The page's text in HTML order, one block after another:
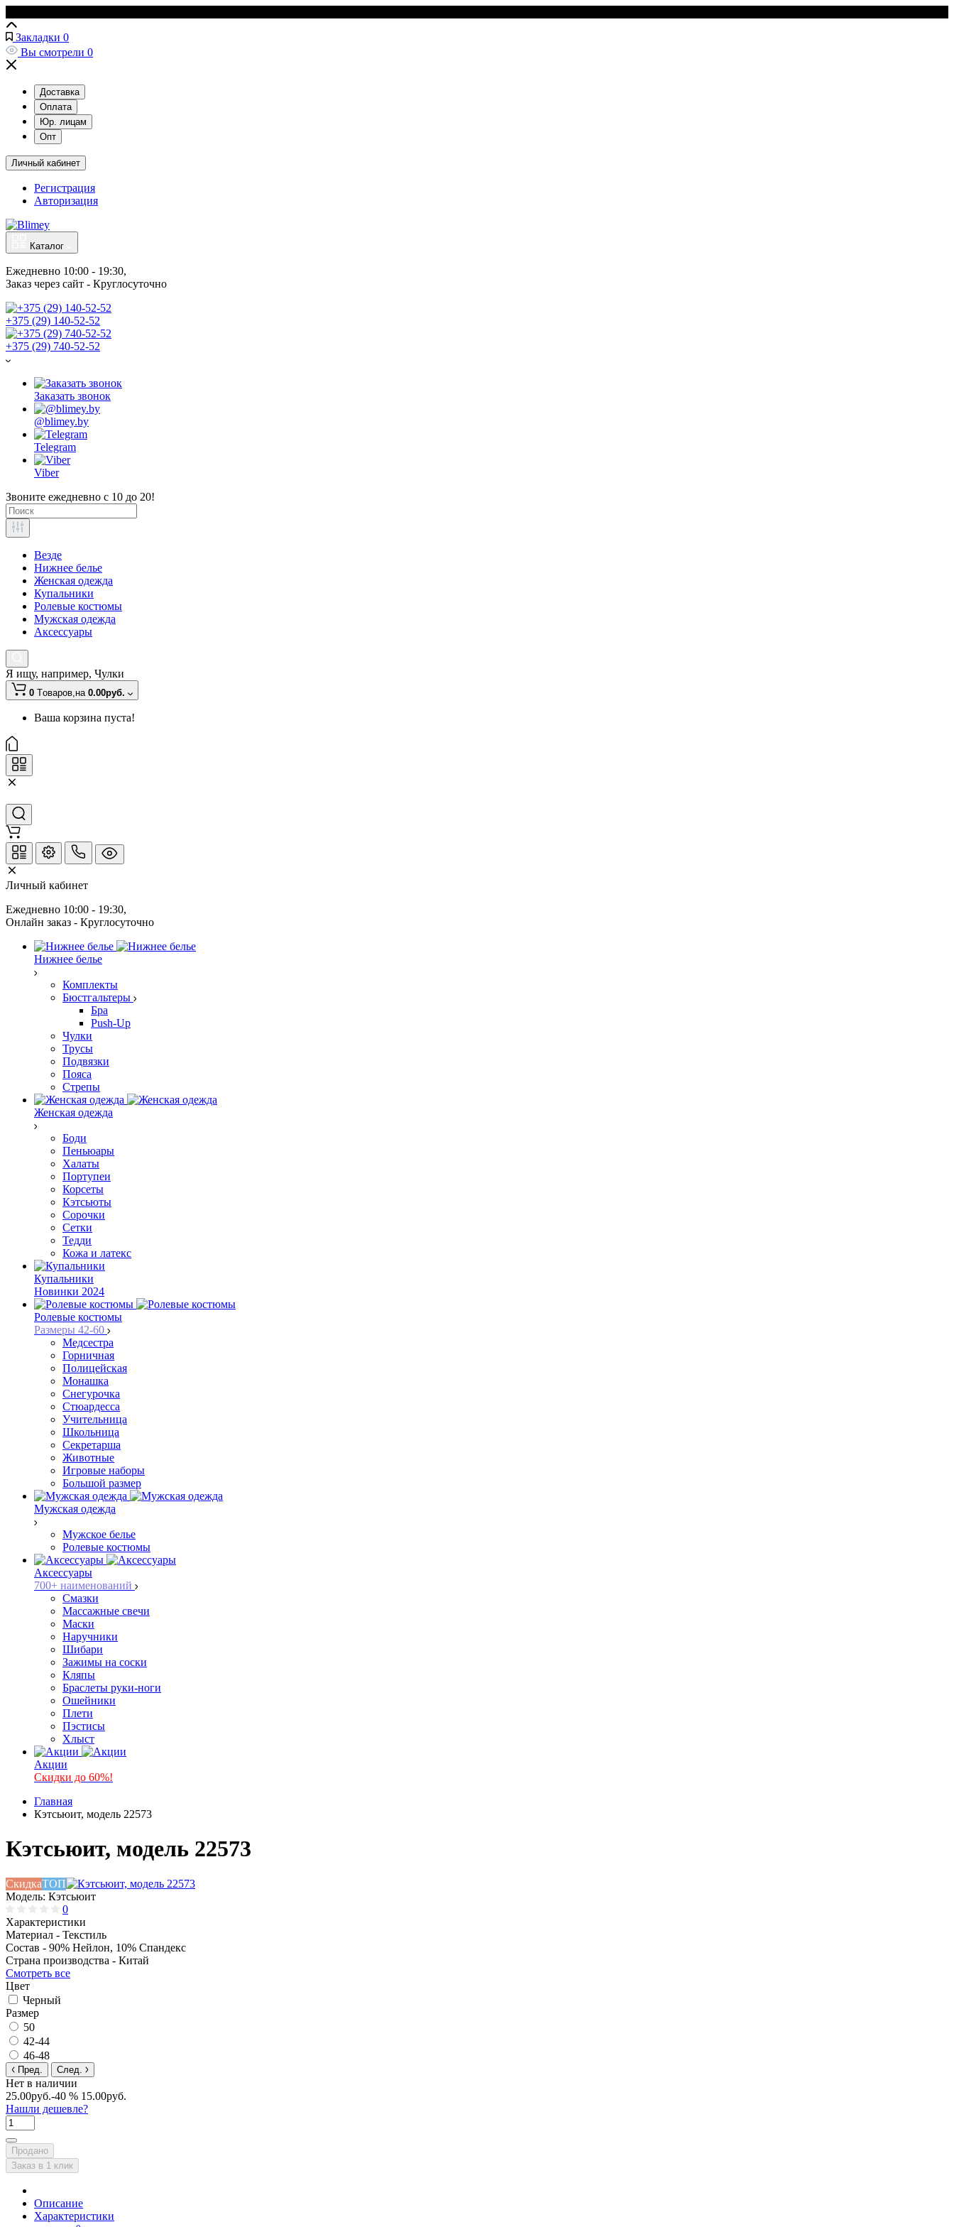
Закладки 0
Вы смотрели 0
Доставка
Оплата
Юр. лицам
Опт
Личный кабинет
Регистрация
Авторизация
Каталог
Ежедневно 10:00 - 19:30,
Заказ через сайт - Круглосуточно
+375 (29) 140-52-52
+375 (29) 740-52-52
Заказать звонок
@blimey.by
Telegram
Viber
Звоните ежедневно с 10 до 20!
Везде
Нижнее белье
Женская одежда
Купальники
Ролевые костюмы
Мужская одежда
Аксессуары
Я ищу, например, Чулки
0 Tоваров,на 0.00руб.
Ваша корзина пуста!
Личный кабинет
Ежедневно 10:00 - 19:30,
Онлайн заказ - Круглосуточно
Нижнее белье
Комплекты
Бюстгальтеры
Бра
Push-Up
Чулки
Трусы
Подвязки
Пояса
Стрепы
Женская одежда
Боди
Пеньюары
Халаты
Портупеи
Корсеты
Кэтсьюты
Сорочки
Сетки
Тедди
Кожа и латекс
Купальники
Новинки 2024
Ролевые костюмы
Размеры 42-60
Медсестра
Горничная
Полицейская
Монашка
Снегурочка
Стюардесса
Учительница
Школьница
Секретарша
Животные
Игровые наборы
Большой размер
Мужская одежда
Мужское белье
Ролевые костюмы
Аксессуары
700+ наименований
Смазки
Массажные свечи
Маски
Наручники
Шибари
Зажимы на соски
Кляпы
Браслеты руки-ноги
Ошейники
Плети
Пэстисы
Хлыст
Акции
Скидки до 60%!
Главная
Кэтсьюит, модель 22573
Кэтсьюит, модель 22573
СкидкаТОП
Модель: Кэтсьюит
0
Характеристики
Материал - Текстиль
Состав - 90% Нейлон, 10% Спандекс
Страна производства - Китай
Смотреть все
Цвет
Черный
Размер
50
42-44
46-48
Пред. След.
Нет в наличии
25.00руб.-40 % 15.00руб.
Нашли дешевле?
Продано
Заказ в 1 клик
Описание
Характеристики